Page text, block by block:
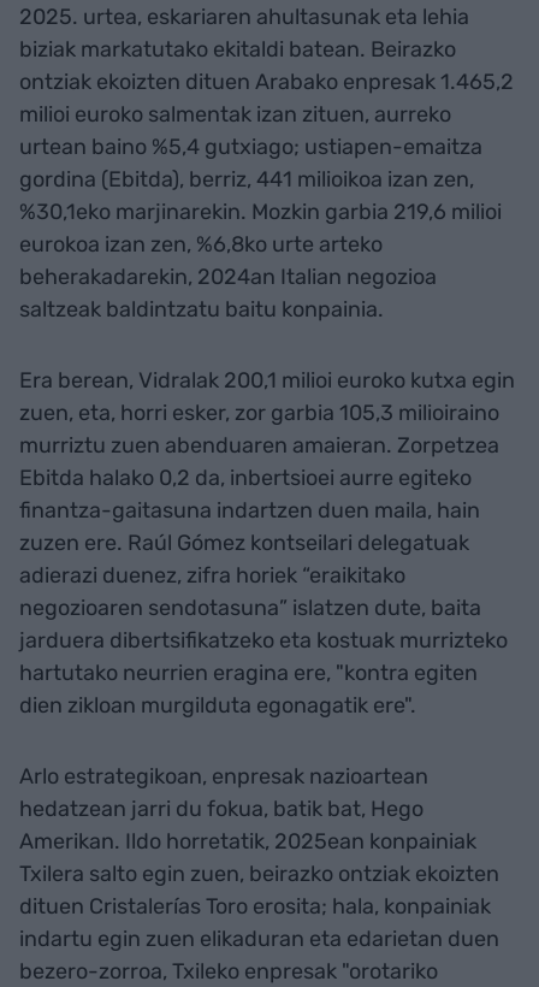
2025. urtea, eskariaren ahultasunak eta lehia
biziak markatutako ekitaldi batean. Beirazko
ontziak ekoizten dituen Arabako enpresak 1.465,2
milioi euroko salmentak izan zituen, aurreko
urtean baino %5,4 gutxiago; ustiapen-emaitza
gordina (Ebitda), berriz, 441 milioikoa izan zen,
%30,1eko marjinarekin. Mozkin garbia 219,6 milioi
eurokoa izan zen, %6,8ko urte arteko
beherakadarekin, 2024an Italian negozioa
saltzeak baldintzatu baitu konpainia.
Era berean, Vidralak 200,1 milioi euroko kutxa egin
zuen, eta, horri esker, zor garbia 105,3 milioiraino
murriztu zuen abenduaren amaieran. Zorpetzea
Ebitda halako 0,2 da, inbertsioei aurre egiteko
finantza-gaitasuna indartzen duen maila, hain
zuzen ere. Raúl Gómez kontseilari delegatuak
adierazi duenez, zifra horiek “eraikitako
negozioaren sendotasuna” islatzen dute, baita
jarduera dibertsifikatzeko eta kostuak murrizteko
hartutako neurrien eragina ere, "kontra egiten
dien zikloan murgilduta egonagatik ere".
Arlo estrategikoan, enpresak nazioartean
hedatzean jarri du fokua, batik bat, Hego
Amerikan. Ildo horretatik, 2025ean konpainiak
Txilera salto egin zuen, beirazko ontziak ekoizten
dituen Cristalerías Toro erosita; hala, konpainiak
indartu egin zuen elikaduran eta edarietan duen
bezero-zorroa, Txileko enpresak "orotariko